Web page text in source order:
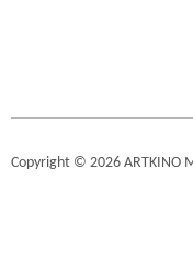
Copyright © 2026 ARTKINO